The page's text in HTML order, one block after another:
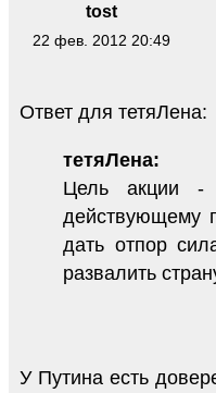
tost
22 фев. 2012 20:49
Ответ для тетяЛена:
тетяЛена:
Цель акции -
действующему
дать отпор
развалить
У Путина есть